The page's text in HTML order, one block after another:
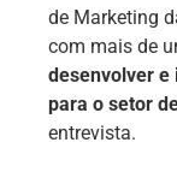
de Marketing
com mais de
desenvolver e
para o setor
entrevista.